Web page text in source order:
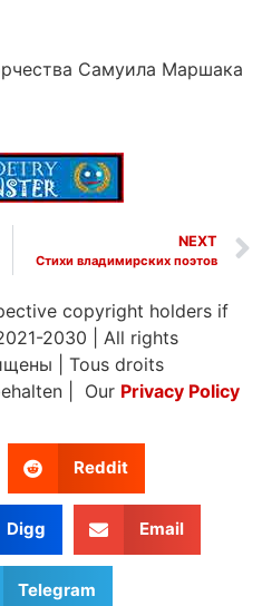
Самуила Маршака
NEXT
Стихи владимирских поэтов
copyright holders if
2030
All rights
Tous droits
| Our Privacy Policy
Reddit
Digg Email
Telegram